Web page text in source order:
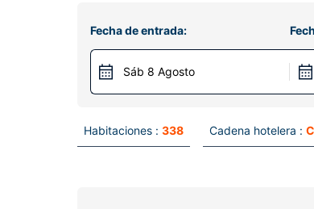
Fecha de entrada:
Sáb 8 Agosto
Habitaciones : 338 Cadena hotelera :